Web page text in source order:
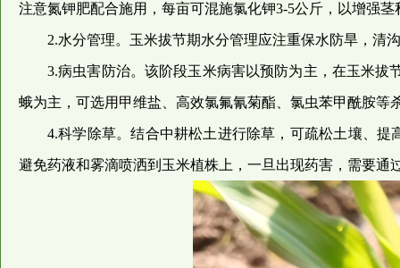
注意氮钾肥配合施用，每亩可混施氯化钾3-5公斤，以增强
2.水分管理。玉米拔节期水分管理应注重保水防旱，清
3.病虫害防治。该阶段玉米病害以预防为主，在玉米
蛾为主，可选用甲维盐、高效氯氟氰菊酯、氯虫苯甲酰胺等
4.科学除草。结合中耕松土进行除草，可疏松土壤、
避免药液和雾滴喷洒到玉米植株上，一旦出现药害，需要